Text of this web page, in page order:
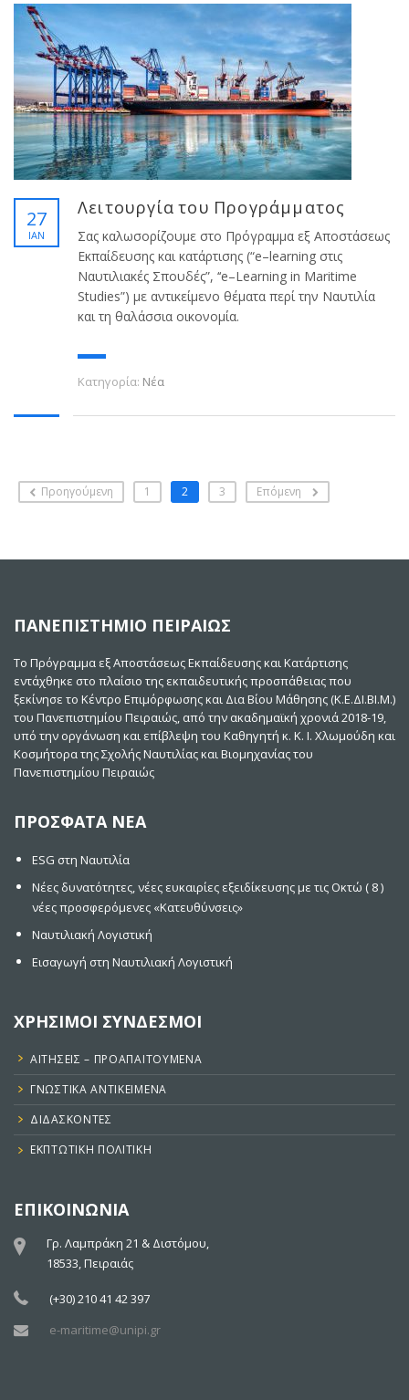
27
ΙΑΝ
Λειτουργία του Προγράμματος
Σας καλωσορίζουμε στο Πρόγραμμα εξ Αποστάσεως
Εκπαίδευσης και κατάρτισης (“e–learning στις
Ναυτιλιακές Σπουδές”, ‘‘e–Learning in Maritime
Studies”) με αντικείμενο θέματα περί την Ναυτιλία
και τη θαλάσσια οικονομία.
Κατηγορία: Νέα
Προηγούμενη 1 2 3 Επόμενη
ΠΑΝΕΠΙΣΤΗΜΙΟ ΠΕΙΡΑΙΩΣ
Το Πρόγραμμα εξ Αποστάσεως Εκπαίδευσης και Κατάρτισης
εντάχθηκε στο πλαίσιο της εκπαιδευτικής προσπάθειας που
ξεκίνησε το Κέντρο Επιμόρφωσης και Δια Βίου Μάθησης (Κ.Ε.ΔΙ.ΒΙ.Μ.)
του Πανεπιστημίου Πειραιώς, από την ακαδημαϊκή χρονιά 2018-19,
υπό την οργάνωση και επίβλεψη του Καθηγητή κ. Κ. Ι. Χλωμούδη και
Κοσμήτορα της Σχολής Ναυτιλίας και Βιομηχανίας του
Πανεπιστημίου Πειραιώς
ΠΡΟΣΦΑΤΑ ΝΕΑ
ESG στη Ναυτιλία
Νέες δυνατότητες, νέες ευκαιρίες εξειδίκευσης με τις Οκτώ ( 8 )
νέες προσφερόμενες «Κατευθύνσεις»
Ναυτιλιακή Λογιστική
Εισαγωγή στη Ναυτιλιακή Λογιστική
ΧΡΗΣΙΜΟΙ ΣΥΝΔΕΣΜΟΙ
ΑΙΤΉΣΕΙΣ – ΠΡΟΑΠΑΙΤΟΎΜΕΝΑ
ΓΝΩΣΤΙΚΑ ΑΝΤΙΚΕΙΜΕΝΑ
ΔΙΔΆΣΚΟΝΤΕΣ
ΕΚΠΤΩΤΙΚΉ ΠΟΛΙΤΙΚΉ
ΕΠΙΚΟΙΝΩΝΙΑ
Γρ. Λαμπράκη 21 & Διστόμου,
18533, Πειραιάς
(+30) 210 41 42 397
e-maritime@unipi.gr